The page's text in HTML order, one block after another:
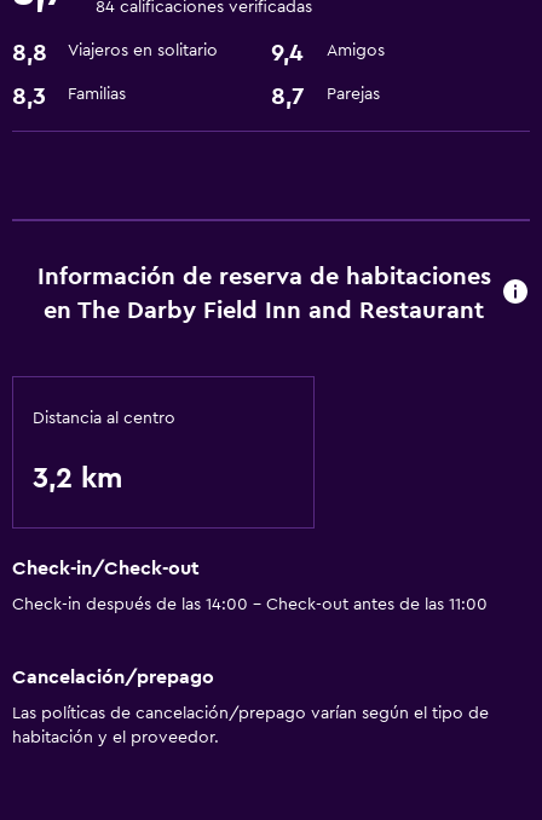
TV por cable o vía satélite
Accesibilidad y adecuación
Secador de pelo
Senderismo
84 calificaciones verificadas
8,8 Viajeros en solitario 9,4 Amigos
8,3 Familias 8,7 Parejas
Información de reserva de habitaciones
en The Darby Field Inn and Restaurant
Distancia al centro
3,2 km
Check-in/Check-out
Check-in después de las 14:00 - Check-out antes de las 11:00
Cancelación/prepago
Las políticas de cancelación/prepago varían según el tipo de
habitación y el proveedor.